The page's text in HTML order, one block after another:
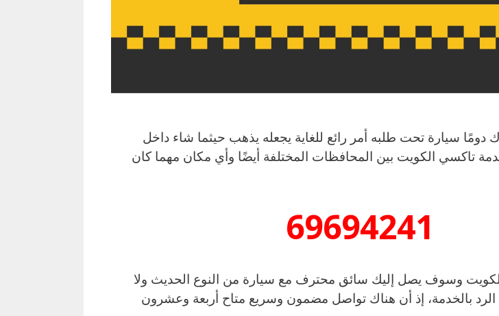
دومًا سيارة تحت طلبه أمر رائع للغاية يجعله يذهب حيثما شاء داخل
تاكسي الكويت بين المحافظات المختلفة أيضًا وأي مكان مهما كان
69694241
وسوف يصل إليك سائق محترف مع سيارة من النوع الحديث ولا
بالخدمة، إذ أن هناك تواصل مضمون وسريع متاح أربعة وعشرون